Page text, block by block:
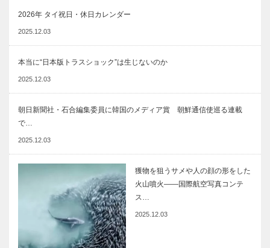
2026年 タイ祝日・休日カレンダー
2025.12.03
本当に“日本版トラスショック”は生じないのか
2025.12.03
朝日新聞社・石合編集委員に韓国のメディア賞 朝鮮通信使巡る連載
で…
2025.12.03
獲物を狙うサメや人の顔の形をした
火山噴火――国際航空写真コンテ
ス…
2025.12.03